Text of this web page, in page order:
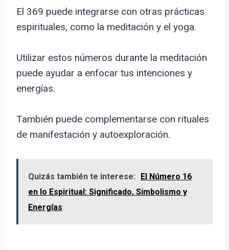
El 369 puede integrarse con otras prácticas
espirituales, como la meditación y el yoga.
Utilizar estos números durante la meditación
puede ayudar a enfocar tus intenciones y
energías.
También puede complementarse con rituales
de manifestación y autoexploración.
Quizás también te interese:
El Número 16
en lo Espiritual: Significado, Simbolismo y
Energías